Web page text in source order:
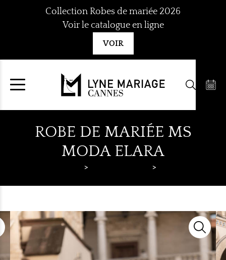
Collection Robes de mariée 2026
Voir le catalogue en ligne
VOIR
ROBE DE MARIÉE MS
MODA ELARA